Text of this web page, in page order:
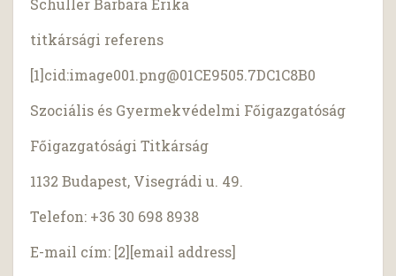
Schuller Barbara Erika
titkársági referens
[1]cid:image001.png@01CE9505.7DC1C8B0
Szociális és Gyermekvédelmi Főigazgatóság
Főigazgatósági Titkárság
1132 Budapest, Visegrádi u. 49.
Telefon: +36 30 698 8938
E-mail cím: [2][email address]